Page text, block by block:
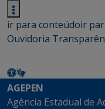
ir para conteúdoir
Ouvidoria
AGEPEN
Agência Estadual de